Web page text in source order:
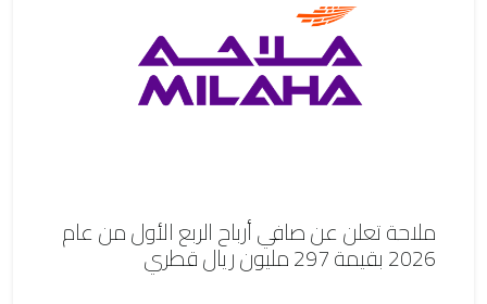
ملاحة تعلن عن صافي أرباح الربع الأول من عام
2026 بقيمة 297 مليون ريال قطري